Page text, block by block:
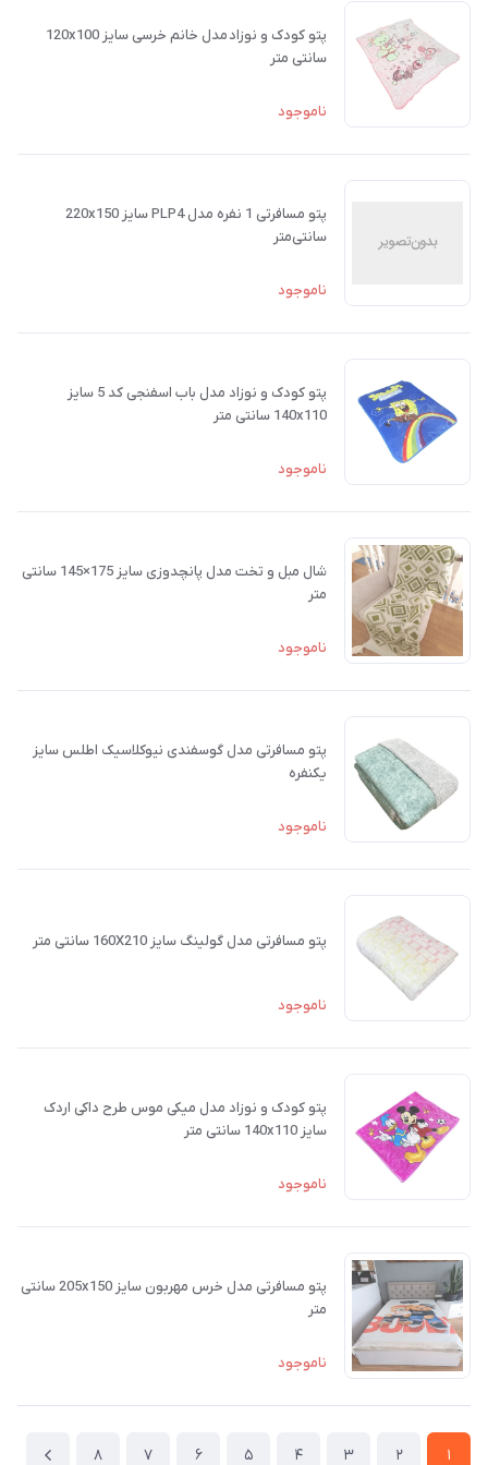
پتو کودک و نوزاد مدل خانم خرسی سایز 120x100
سانتی متر
ناموجود
پتو مسافرتی 1 نفره مدل PLP4 سایز 220x150
سانتی‌متر
ناموجود
پتو کودک و نوزاد مدل باب اسفنجی کد 5 سایز
140x110 سانتی متر
ناموجود
شال مبل و تخت مدل پانچدوزی سایز 175×145 سانتی
متر
ناموجود
پتو مسافرتی مدل گوسفندی نیوکلاسیک اطلس سایز
یکنفره
ناموجود
پتو مسافرتی مدل گولینگ سایز 160X210 سانتی متر
ناموجود
پتو کودک و نوزاد مدل میکی موس طرح داکی اردک
سایز 140x110 سانتی متر
ناموجود
پتو مسافرتی مدل خرس مهربون سایز 205x150 سانتی
متر
ناموجود
1
2
3
4
5
6
7
8